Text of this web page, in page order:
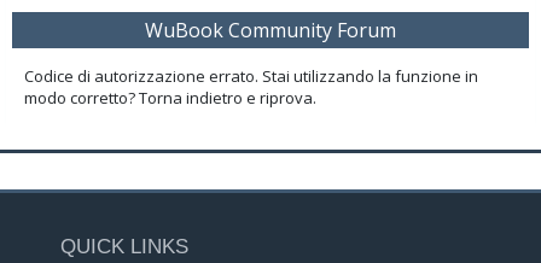
WuBook Community Forum
Codice di autorizzazione errato. Stai utilizzando la funzione in
modo corretto? Torna indietro e riprova.
QUICK LINKS